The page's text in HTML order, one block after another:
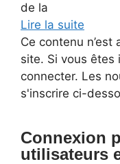
de la
Lire la suite
Ce contenu n’est
site. Si vous êtes
connecter. Les
s'inscrire ci-
Connexion
utilisateurs